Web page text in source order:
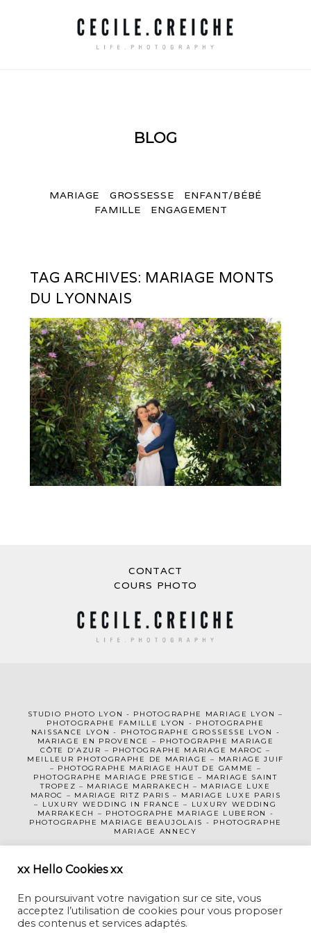
BLOG
MARIAGE GROSSESSE
ENFANT/BÉBÉ
FAMILLE
ENGAGEMENT
TAG ARCHIVES: MARIAGE MONTS
DU LYONNAIS
MARIAGE AU CHÂTEAU DE PLUVY –
MARIAGE MONTS DU LYONNAIS
CONTACT
COURS PHOTO
STUDIO PHOTO LYON - PHOTOGRAPHE MA RIAGE LYON –
PHOTOGRAPHE FAMILLE LYON
- PHOTOGRAPHE
NAISSANCE LYON - PHOTOGRAPHE GROSSESSE LYON
-
MARIAGE EN PROVENCE
– PHOTOGRAPHE MARIAGE
CÔTE D’AZUR – PHOTOGRAPHE MARIAGE MAROC –
MEILLEUR PHOTOGRAPHE DE MARIAGE – MARIAGE JUIF
– PHOTOGRAPHE MARIAGE HAUT DE GAMME
–
PHOTOGRAPHE MARIAGE PRESTIGE – MARIAGE SAINT
TROPEZ – MARIAGE MARRAKECH – MARIAGE LUXE
MAROC
– MARIAGE RITZ PARIS – MARIAGE LUXE PARIS
– LUXURY WEDDING IN FRANCE – LUXURY WEDDING
MARRAKECH – PHOTOGRAPHE MARIAGE LUBERON -
PHOTOGRAPHE MARIAGE BEAUJOLAIS - PHOTOGRAPHE
MARIAGE ANNECY
xx Hello Cookies xx
En poursuivant votre navigation sur ce site, vous
acceptez l’utilisation de cookies pour vous proposer
des contenus et services adaptés.